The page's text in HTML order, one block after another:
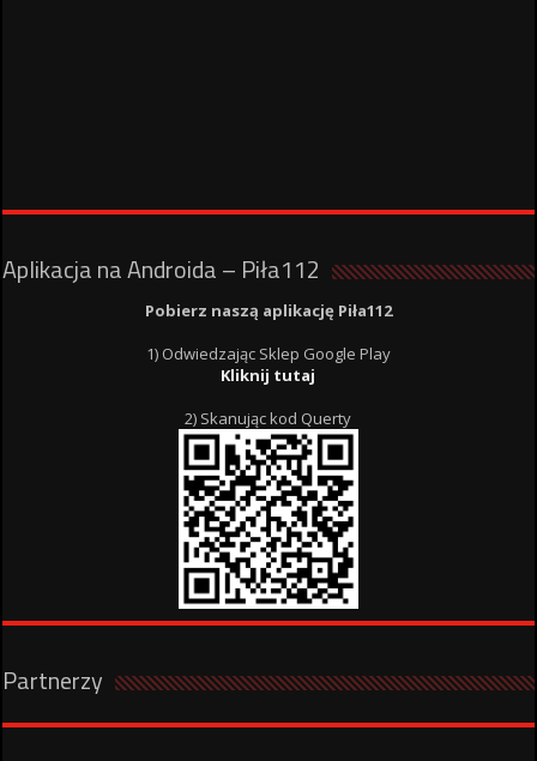
Aplikacja na Androida – Piła112
Pobierz naszą aplikację Piła112
1) Odwiedzając Sklep Google Play
Kliknij tutaj
2) Skanując kod Querty
Partnerzy